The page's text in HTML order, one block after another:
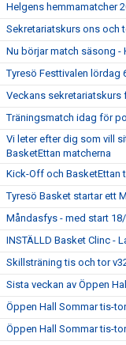
Helgens hemmamatcher
Sekretariatskurs ons och
Nu börjar match säsong -
Tyresö Festtivalen lördag
Veckans sekretariatskurs
Träningsmatch idag för
Vi leter efter dig som vill
BasketEttan matcherna
Kick-Off och BasketEttan
Tyresö Basket startar ett
Måndasfys - med start
INSTÄLLD Basket Clinc -
Skillsträning tis och tor
Sista veckan av Öppen
Öppen Hall Sommar tis-
Öppen Hall Sommar tis-